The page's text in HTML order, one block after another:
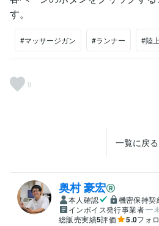
す。
#マッサージガン #ランナー #陸
9
一覧に戻る
奥村 豪宏
本人確認
機密保持契
インボイス発行事業者
総販売実績5評価 5.0フォ